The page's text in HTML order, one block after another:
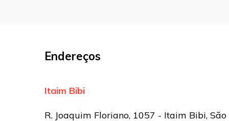
Endereços
Itaim Bibi
R. Joaquim Floriano, 1057 - Itaim Bibi, São